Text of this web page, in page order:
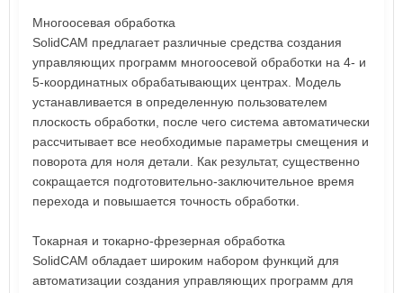
Многоосевая обработка
SolidCAM предлагает различные средства создания
управляющих программ многоосевой обработки на 4- и
5-координатных обрабатывающих центрах. Модель
устанавливается в определенную пользователем
плоскость обработки, после чего система автоматически
рассчитывает все необходимые параметры смещения и
поворота для ноля детали. Как результат, существенно
сокращается подготовительно-заключительное время
перехода и повышается точность обработки.
Токарная и токарно-фрезерная обработка
SolidCAM обладает широким набором функций для
автоматизации создания управляющих программ для